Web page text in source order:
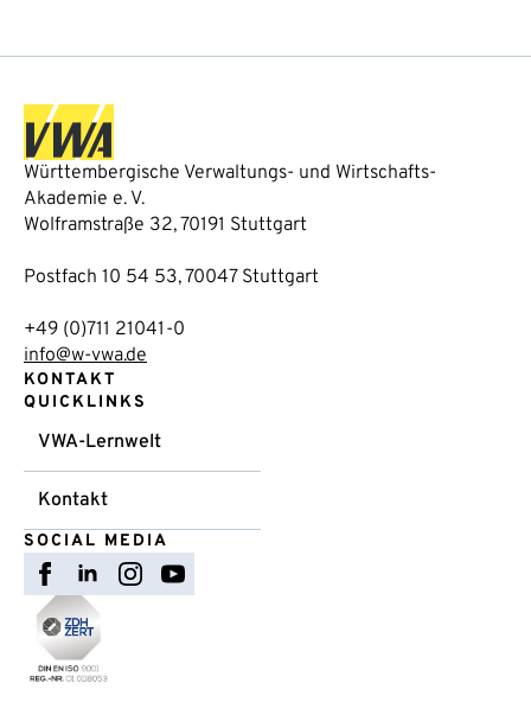
Württembergische Verwaltungs- und Wirtschafts-
Akademie e. V.
Wolframstraße 32, 70191 Stuttgart
Postfach 10 54 53, 70047 Stuttgart
+49 (0)711 21041-0
info@w-vwa.de
KONTAKT
QUICKLINKS
VWA-Lernwelt
Kontakt
SOCIAL MEDIA